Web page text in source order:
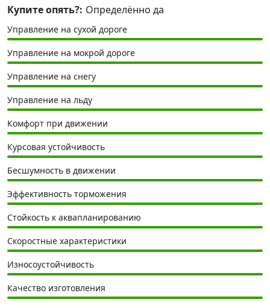
Купите опять?: Определённо да
Управление на сухой дороге
Управление на мокрой дороге
Управление на снегу
Управление на льду
Комфорт при движении
Курсовая устойчивость
Бесшумность в движении
Эффективность торможения
Стойкость к аквапланированию
Скоростные характеристики
Износоустойчивость
Качество изготовления